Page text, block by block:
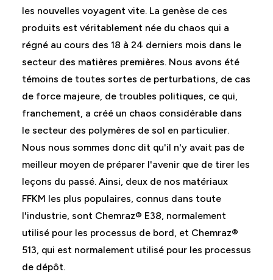
les nouvelles voyagent vite. La genèse de ces
produits est véritablement née du chaos qui a
régné au cours des 18 à 24 derniers mois dans le
secteur des matières premières. Nous avons été
témoins de toutes sortes de perturbations, de cas
de force majeure, de troubles politiques, ce qui,
franchement, a créé un chaos considérable dans
le secteur des polymères de sol en particulier.
Nous nous sommes donc dit qu'il n'y avait pas de
meilleur moyen de préparer l'avenir que de tirer les
leçons du passé. Ainsi, deux de nos matériaux
FFKM les plus populaires, connus dans toute
l'industrie, sont Chemraz® E38, normalement
utilisé pour les processus de bord, et Chemraz®
513, qui est normalement utilisé pour les processus
de dépôt.